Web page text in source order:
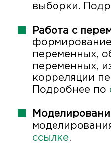
выборки.
Работа с
формирование
переменных,
переменных,
корреляции
Подробнее по
ссылке.